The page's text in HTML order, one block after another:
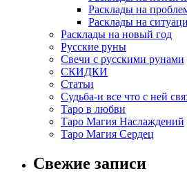
Расклады на
Расклады на
Расклады на новый год
Русские руны
Свечи с русскими рунами
СКИДКИ
Статьи
Судьба-и все что с ней
Таро в любви
Таро Магия Наслаждений
Таро Магия Сердец
Свежие записи